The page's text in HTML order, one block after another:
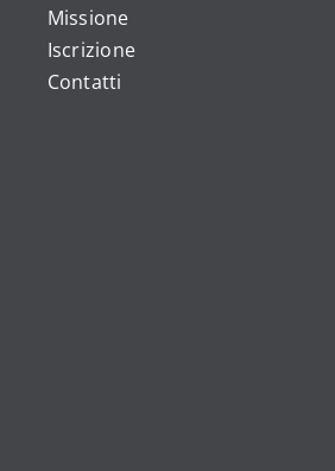
Missione
Iscrizione
Contatti